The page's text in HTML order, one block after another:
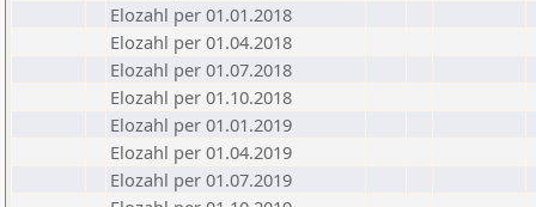
Elozahl per 01.01.2018
Elozahl per 01.04.2018
Elozahl per 01.07.2018
Elozahl per 01.10.2018
Elozahl per 01.01.2019
Elozahl per 01.04.2019
Elozahl per 01.07.2019